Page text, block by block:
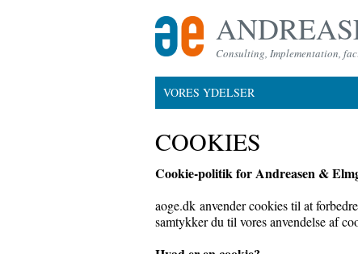
Consulting, Implementation,
VORES YDELSER
COOKIES
Cookie-politik for Andreasen &
aoge.dk anvender cookies til at
samtykker du til vores anvendelse af